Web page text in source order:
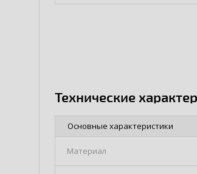
Технические
Основные характеристики
Материал